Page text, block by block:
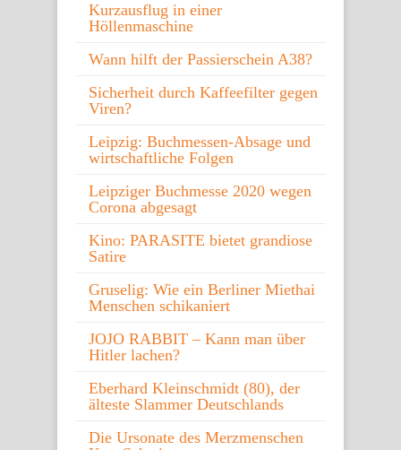
Kurzausflug in einer
Höllenmaschine
Wann hilft der Passierschein A38?
Sicherheit durch Kaffeefilter gegen
Viren?
Leipzig: Buchmessen-Absage und
wirtschaftliche Folgen
Leipziger Buchmesse 2020 wegen
Corona abgesagt
Kino: PARASITE bietet grandiose
Satire
Gruselig: Wie ein Berliner Miethai
Menschen schikaniert
JOJO RABBIT – Kann man über
Hitler lachen?
Eberhard Kleinschmidt (80), der
älteste Slammer Deutschlands
Die Ursonate des Merzmenschen